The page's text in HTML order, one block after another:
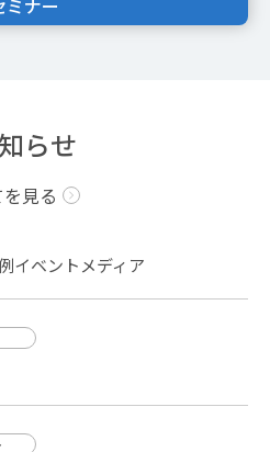
らせ
見る
イベント メディア